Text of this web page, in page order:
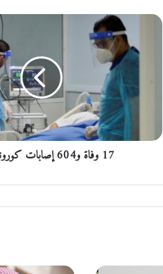
1
0
ص
17 وفاة و604 إصابات كورونا جديدة